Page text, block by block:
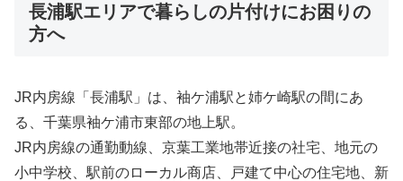
長浦駅エリアで暮らしの片付けにお困りの
方へ
JR内房線「長浦駅」は、袖ケ浦駅と姉ケ崎駅の間にあ
る、千葉県袖ケ浦市東部の地上駅。
JR内房線の通勤動線、京葉工業地帯近接の社宅、地元の
小中学校、駅前のローカル商店、戸建て中心の住宅地、新